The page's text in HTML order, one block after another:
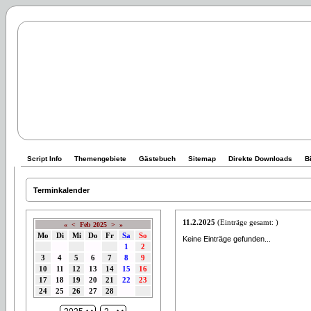
Script Info Themengebiete Gästebuch Sitemap Direkte Downloads
Terminkalender
« < Feb 2025 > »
Mo Di Mi Do Fr Sa
So
1
2
3
4 5 6 7 8
9
10
11 12 13 14 15
16
17
18 19 20 21 22
23
24
25 26 27 28
11.2.2025 (Einträge gesamt: )
Keine Einträge gefunden...